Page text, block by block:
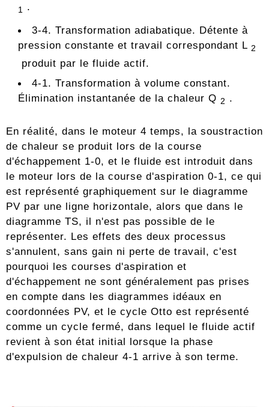
1 .
3-4. Transformation adiabatique. Détente à
pression constante et travail correspondant L 2
produit par le fluide actif.
4-1. Transformation à volume constant.
Élimination instantanée de la chaleur Q 2 .
En réalité, dans le moteur 4 temps, la soustraction
de chaleur se produit lors de la course
d'échappement 1-0, et le fluide est introduit dans
le moteur lors de la course d'aspiration 0-1, ce qui
est représenté graphiquement sur le diagramme
PV par une ligne horizontale, alors que dans le
diagramme TS, il n'est pas possible de le
représenter. Les effets des deux processus
s'annulent, sans gain ni perte de travail, c'est
pourquoi les courses d'aspiration et
d'échappement ne sont généralement pas prises
en compte dans les diagrammes idéaux en
coordonnées PV, et le cycle Otto est représenté
comme un cycle fermé, dans lequel le fluide actif
revient à son état initial lorsque la phase
d'expulsion de chaleur 4-1 arrive à son terme.